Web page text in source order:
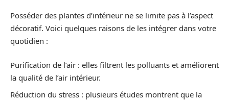
Posséder des plantes d’intérieur ne se limite pas à l’aspect
décoratif. Voici quelques raisons de les intégrer dans votre
quotidien :
Purification de l’air : elles filtrent les polluants et améliorent
la qualité de l’air intérieur.
Réduction du stress : plusieurs études montrent que la